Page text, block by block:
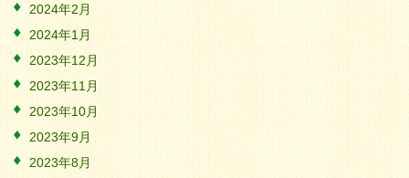
2024年2月
2024年1月
2023年12月
2023年11月
2023年10月
2023年9月
2023年8月